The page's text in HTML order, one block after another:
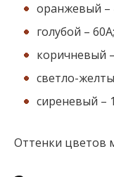
оранжевый –
голубой – 60А;
коричневый
светло-
сиреневый –
Оттенки цветов